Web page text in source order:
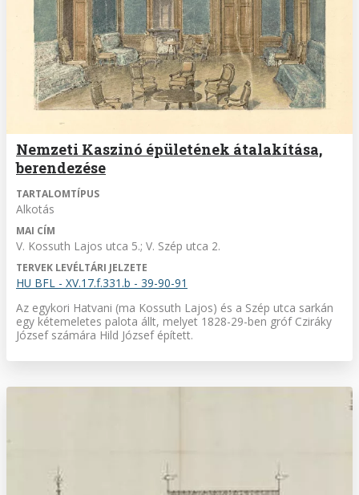
Nemzeti Kaszinó épületének átalakítása,
berendezése
TARTALOMTÍPUS
Alkotás
MAI CÍM
V. Kossuth Lajos utca 5.; V. Szép utca 2.
TERVEK LEVÉLTÁRI JELZETE
HU BFL - XV.17.f.331.b - 39-90-91
Az egykori Hatvani (ma Kossuth Lajos) és a Szép utca sarkán
egy kétemeletes palota állt, melyet 1828-29-ben gróf Cziráky
József számára Hild József épített.